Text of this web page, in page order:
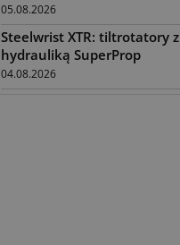
05.08.2026
Steelwrist XTR: tiltrotatory z
hydrauliką SuperProp
04.08.2026